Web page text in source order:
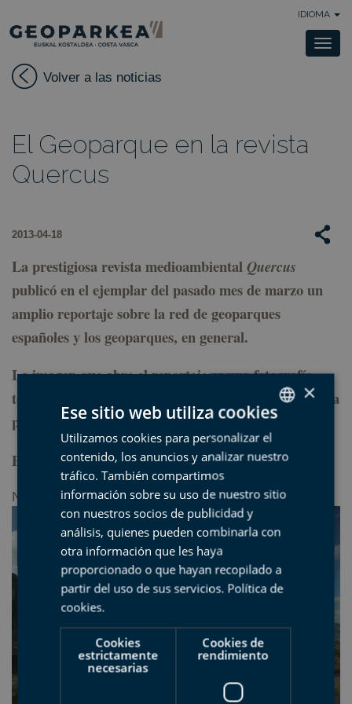
IDIOMA
Volver a las noticias
El Geoparque en la revista
Quercus
2013-04-18
La prestigiosa revista medioambientalQuercus
publicó en el ejemplar del pasado mes de marzo un
amplio reportaje sobre la red de geoparques
españoles y los geoparques, en general.
La imagen que abre el reportaje es una fotografía
tomada en nuestro Geoparque, concretamente, es una
preciosa imagen del flysch de Zumaia, a dos páginas.
Para ver el reportaje, pinchaaquí.
None
SPANISH
BASQUE
ENGLISH
×
Ese sitio web utiliza cookies
Utilizamos cookies para personalizar el
contenido, los anuncios y analizar nuestro
tráfico. También compartimos
información sobre su uso de nuestro sitio
con nuestros socios de publicidad y
análisis, quienes pueden combinarla con
otra información que les haya
proporcionado o que hayan recopilado a
partir del uso de sus servicios. Política de
cookies.
Cookies
estrictamente
necesarias
Cookies de
rendimiento